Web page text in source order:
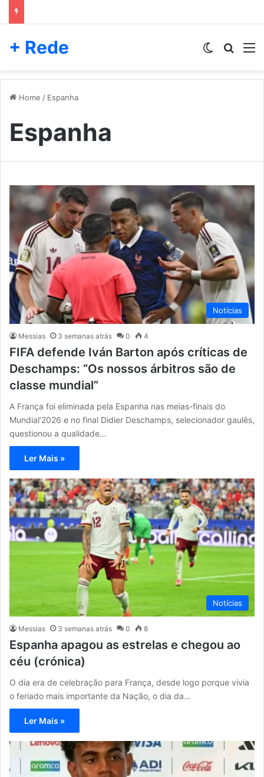
+ Rede Switch skin
Home / Espanha
Espanha
Notícias
Messias 3 semanas atrás 0 4
FIFA defende Iván Barton após críticas de
Deschamps: “Os nossos árbitros são de
classe mundial”
A França foi eliminada pela Espanha nas meias-finais do
Mundial’2026 e no final Didier Deschamps, selecionador gaulês,
questionou a qualidade…
Ler Mais »
Notícias
Messias 3 semanas atrás 0 8
Espanha apagou as estrelas e chegou ao
céu (crónica)
O dia era de celebração para França, desde logo porque vivia
o feriado mais importante da Nação, o dia da…
Ler Mais »